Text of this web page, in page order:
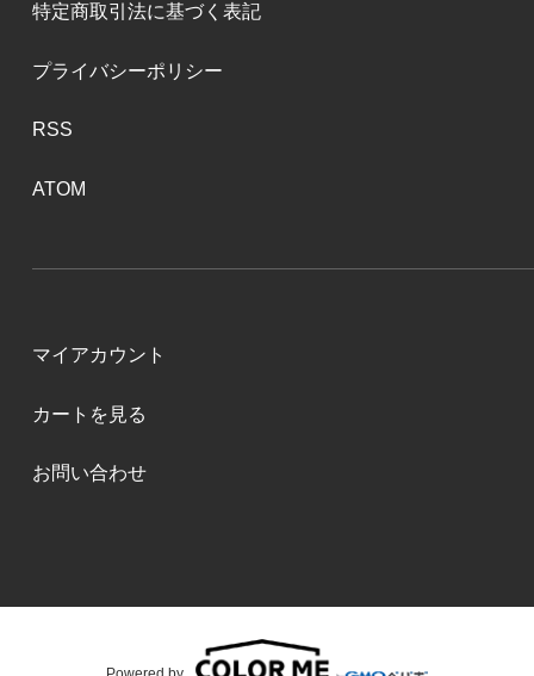
特定商取引法に基づく表記
プライバシーポリシー
RSS
ATOM
マイアカウント
カートを見る
お問い合わせ